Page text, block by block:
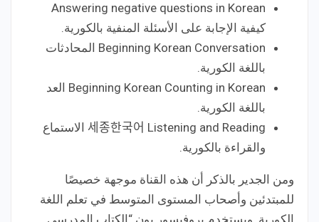
Answering negative questions in Korean
كيفية الإجابة على الأسئلة المنفية بالكورية.
Beginning Korean Conversation المحادثات
باللغة الكورية.
Beginning Korean Counting in Korean العد
باللغة الكورية.
세종한국어 Listening and Reading الاستماع
والقراءة بالكورية.
ومن الجدير بالذكر أن هذه القناة موجهة خصيصًا
للمبتدئين وأصحاب المستوى المتوسط في تعلم اللغة